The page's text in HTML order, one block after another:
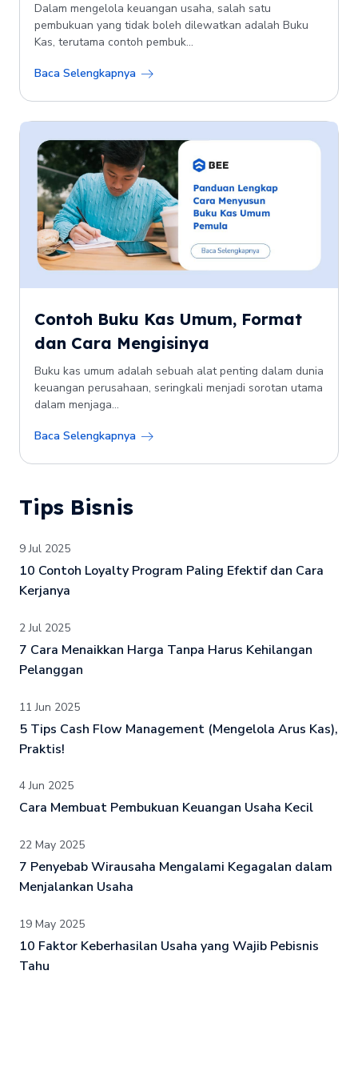
Dalam mengelola keuangan usaha, salah satu
pembukuan yang tidak boleh dilewatkan adalah Buku
Kas, terutama contoh pembuk...
Baca Selengkapnya
Contoh Buku Kas Umum, Format
dan Cara Mengisinya
Buku kas umum adalah sebuah alat penting dalam dunia
keuangan perusahaan, seringkali menjadi sorotan utama
dalam menjaga...
Baca Selengkapnya
Tips Bisnis
9 Jul 2025
10 Contoh Loyalty Program Paling Efektif dan Cara
Kerjanya
2 Jul 2025
7 Cara Menaikkan Harga Tanpa Harus Kehilangan
Pelanggan
11 Jun 2025
5 Tips Cash Flow Management (Mengelola Arus Kas),
Praktis!
4 Jun 2025
Cara Membuat Pembukuan Keuangan Usaha Kecil
22 May 2025
7 Penyebab Wirausaha Mengalami Kegagalan dalam
Menjalankan Usaha
19 May 2025
10 Faktor Keberhasilan Usaha yang Wajib Pebisnis
Tahu